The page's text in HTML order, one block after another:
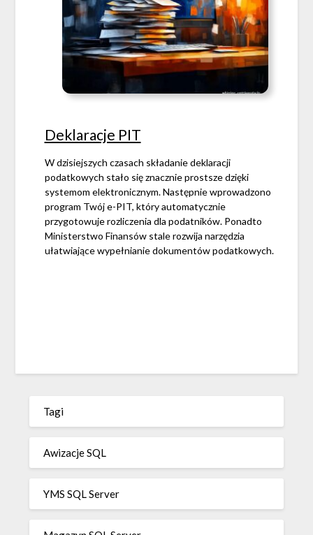
Deklaracje PIT
W dzisiejszych czasach składanie deklaracji
podatkowych stało się znacznie prostsze dzięki
systemom elektronicznym. Następnie wprowadzono
program Twój e-PIT, który automatycznie
przygotowuje rozliczenia dla podatników. Ponadto
Ministerstwo Finansów stale rozwija narzędzia
ułatwiające wypełnianie dokumentów podatkowych.
Tagi
Awizacje SQL
YMS SQL Server